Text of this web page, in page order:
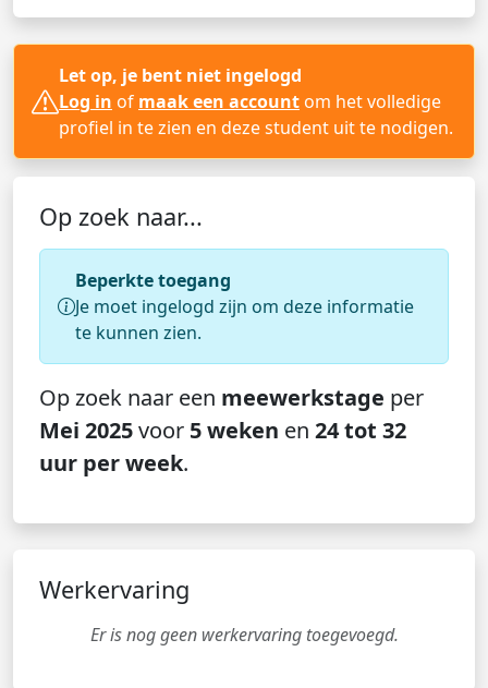
Let op, je bent niet ingelogd
Log in of maak een account om het volledige
profiel in te zien en deze student uit te nodigen.
Op zoek naar...
Beperkte toegang
Je moet ingelogd zijn om deze informatie
te kunnen zien.
Op zoek naar een meewerkstage per
Mei 2025voor 5 weken en 24 tot 32
uur per week.
Werkervaring
Er is nog geen werkervaring toegevoegd.